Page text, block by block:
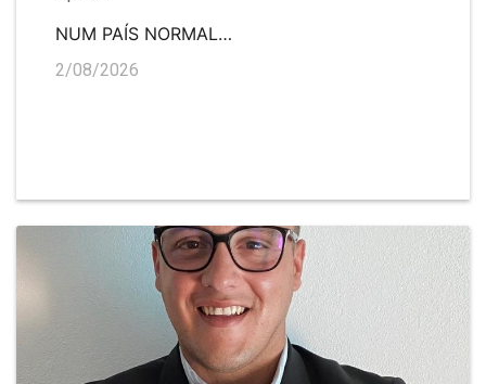
NUM PAÍS NORMAL…
2/08/2026